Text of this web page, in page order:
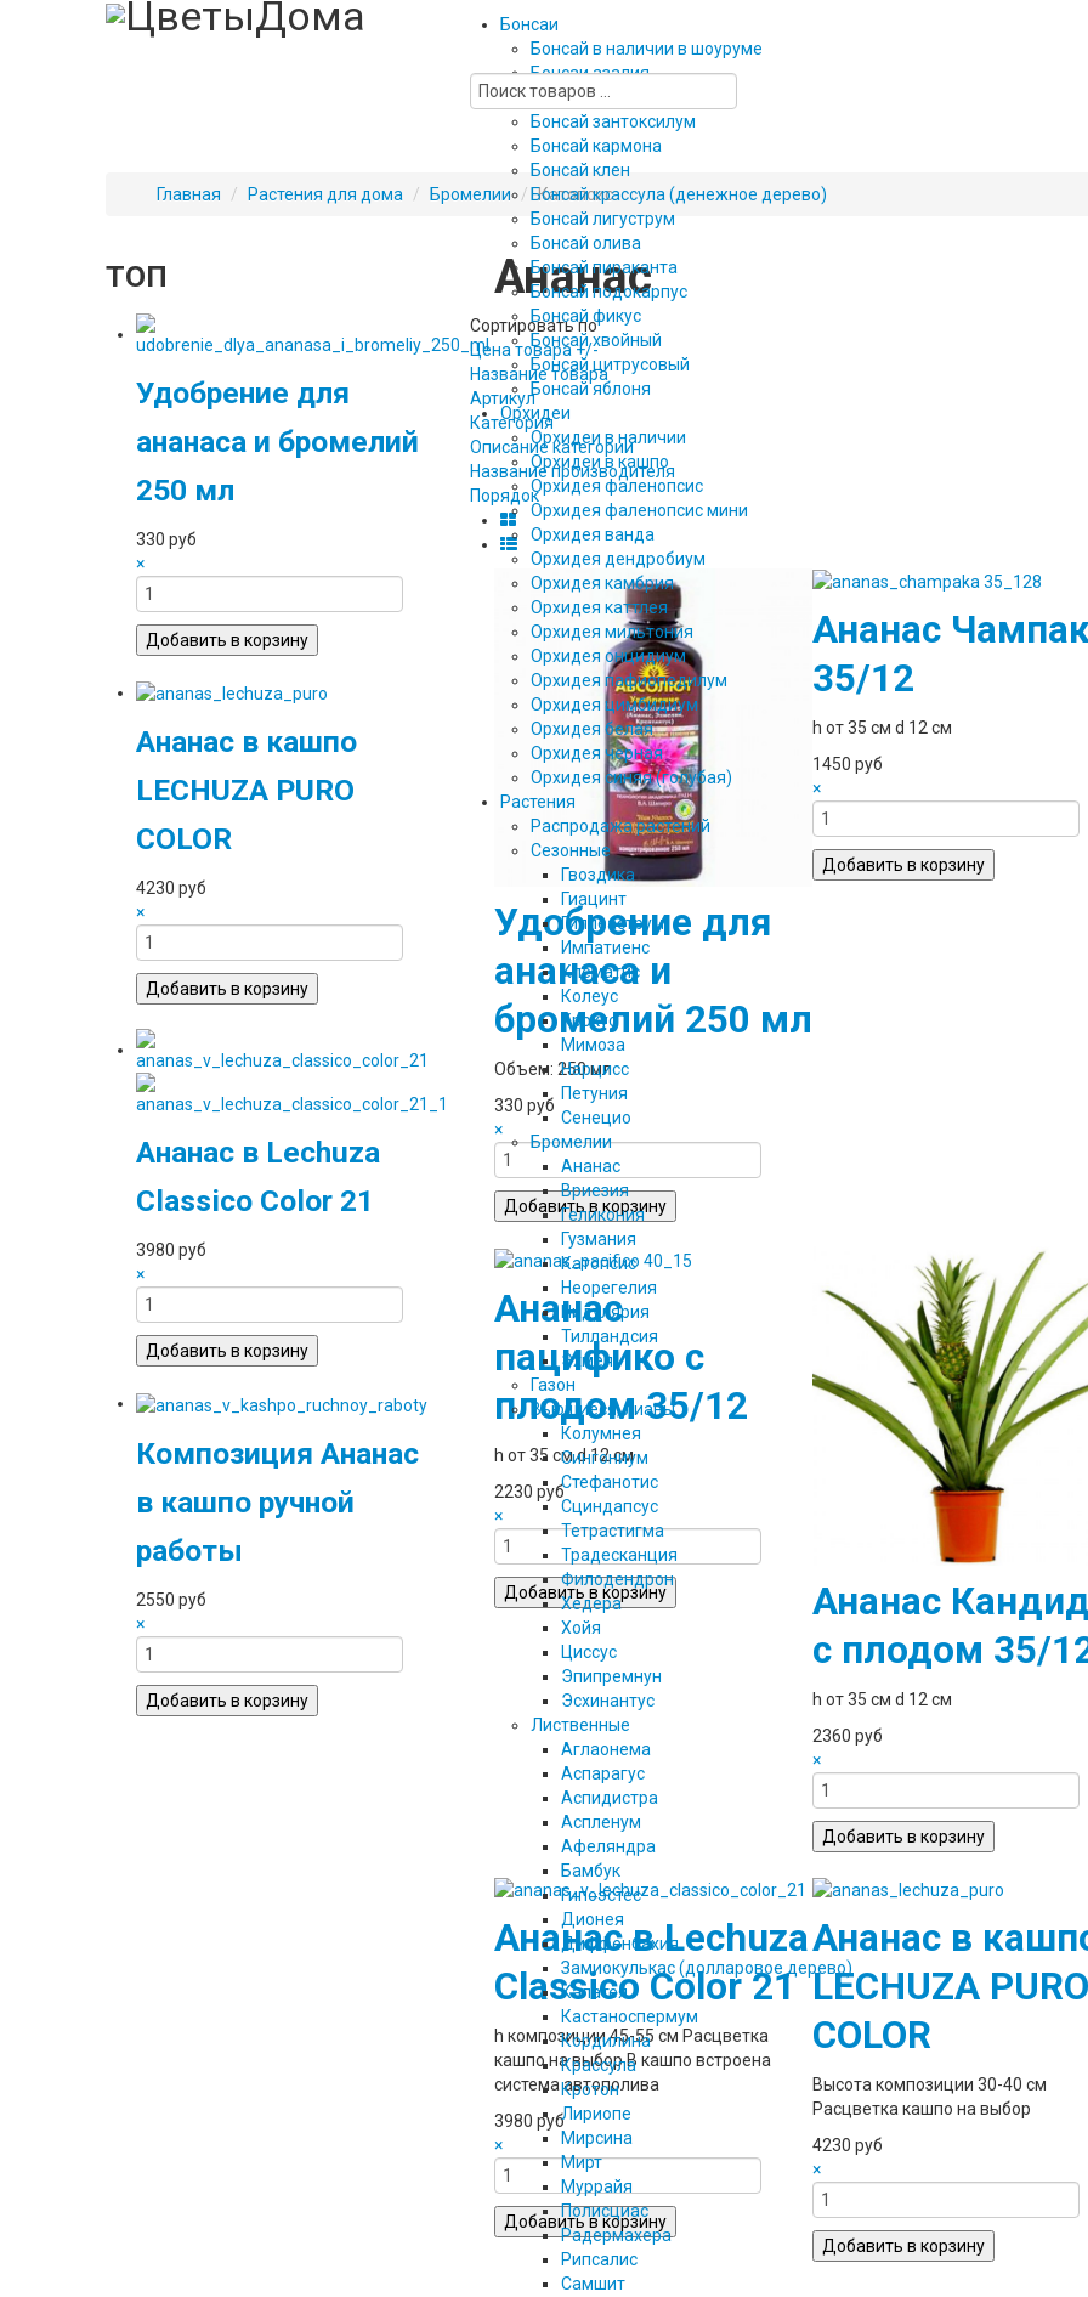
Бонсаи
Бонсай в наличии в шоуруме
Бонсаи азалия
Бонсаи вяз
Бонсай зантоксилум
Бонсай кармона
Бонсай клен
Бонсай крассула (денежное дерево)
Бонсай лигуструм
Бонсай олива
Бонсай пираканта
Бонсай подокарпус
Бонсай фикус
Бонсай хвойный
Бонсай цитрусовый
Бонсай яблоня
Орхидеи
Орхидеи в наличии
Орхидеи в кашпо
Орхидея фаленопсис
Орхидея фаленопсис мини
Орхидея ванда
Орхидея дендробиум
Орхидея камбрия
Орхидея каттлея
Орхидея мильтония
Орхидея онцидиум
Орхидея пафиопедилум
Орхидея цимбидиум
Орхидея белая
Орхидея черная
Орхидея синяя (голубая)
Растения
Распродажа растений
Сезонные
Гвоздика
Гиацинт
Гиппеаструм
Импатиенс
Клематис
Колеус
Крокус
Мимоза
Нарцисс
Петуния
Сенецио
Бромелии
Ананас
Вриезия
Геликония
Гузмания
Катопсис
Неорегелия
Нидулярия
Тилландсия
Эхмея
Газон
Вьющиеся, лианы
Колумнея
Сингониум
Стефанотис
Сциндапсус
Тетрастигма
Традесканция
Филодендрон
Хедера
Хойя
Циссус
Эпипремнун
Эсхинантус
Лиственные
Аглаонема
Аспарагус
Аспидистра
Аспленум
Афеляндра
Бамбук
Гипоэстес
Дионея
Диффенбахия
Замиокулькас (долларовое дерево)
Калатея
Кастаноспермум
Кордилина
Крассула
Кротон
Лириопе
Мирсина
Мирт
Муррайя
Полисциас
Радермахера
Рипсалис
Самшит
Главная
/ Растения для дома / Бромелии / Катопсис
ТОП
Удобрение для
ананаса и бромелий
250 мл
330 руб
×
Ананас в кашпо
LECHUZA PURO
COLOR
4230 руб
×
Ананас в Lechuza
Classico Color 21
3980 руб
×
Композиция Ананас
в кашпо ручной
работы
2550 руб
×
Ананас
Сортировать по
Цена товара +/-
Название товара
Артикул
Категория
Описание категории
Название производителя
Порядок
Удобрение для
ананаса и
бромелий 250 мл
Объем: 250 мл
330 руб
×
Ананас
35/12
h от 35 см d 12 см
1450 руб
×
Ананас
пацифико с
плодом 35/12
h от 35 см d 12 см
2230 руб
×
Ананас
с плодом 35/
h от 35 см d 12 см
2360 руб
×
Ананас в Lechuza
Classico Color 21
h композиции 45-55 см Расцветка
кашпо на выбор В кашпо встроена
система автополива
3980 руб
×
Ананас в
LECHUZA PURO
COLOR
Высота композиции 30-40 см
Расцветка кашпо на выбор
4230 руб
×